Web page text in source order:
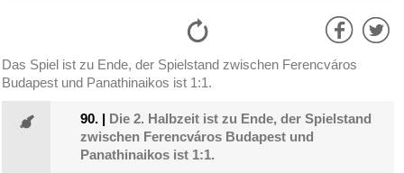
Das Spiel ist zu Ende, der Spielstand zwischen Ferencváros
Budapest und Panathinaikos ist 1:1.
90. | Die 2. Halbzeit ist zu Ende, der Spielstand
zwischen Ferencváros Budapest und
Panathinaikos ist 1:1.